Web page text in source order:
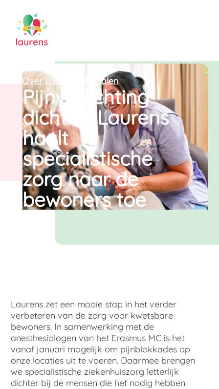
Over Laurens Verhalen
Pijnverlichting
dichtbij: Laurens
haalt
specialistische
zorg naar de
bewoners toe
Laurens zet een mooie stap in het verder
verbeteren van de zorg voor kwetsbare
bewoners. In samenwerking met de
anesthesiologen van het Erasmus MC is het
vanaf januari mogelijk om pijnblokkades op
onze locaties uit te voeren. Daarmee brengen
we specialistische ziekenhuiszorg letterlijk
dichter bij de mensen die het nodig hebben.